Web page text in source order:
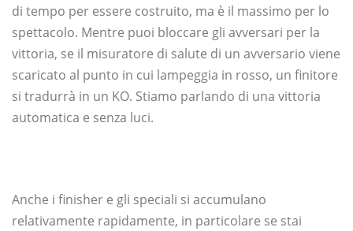
di tempo per essere costruito, ma è il massimo per lo
spettacolo. Mentre puoi bloccare gli avversari per la
vittoria, se il misuratore di salute di un avversario viene
scaricato al punto in cui lampeggia in rosso, un finitore
si tradurrà in un KO. Stiamo parlando di una vittoria
automatica e senza luci.
Anche i finisher e gli speciali si accumulano
relativamente rapidamente, in particolare se stai